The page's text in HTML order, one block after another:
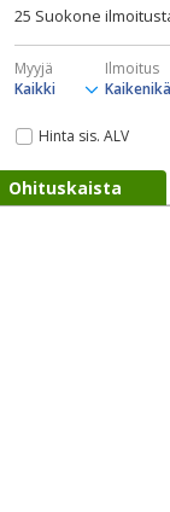
25 Suokone
Myyjä Ilmoitus
Hinta sis. ALV
Ohituskaista